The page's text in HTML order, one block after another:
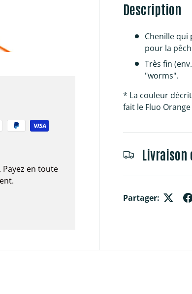
Description
Chenille
pour la
Très fin
"worms".
* La couleur
fait le Fluo
Partager:
Payez en toute